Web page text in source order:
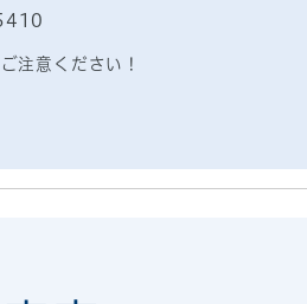
注意ください！